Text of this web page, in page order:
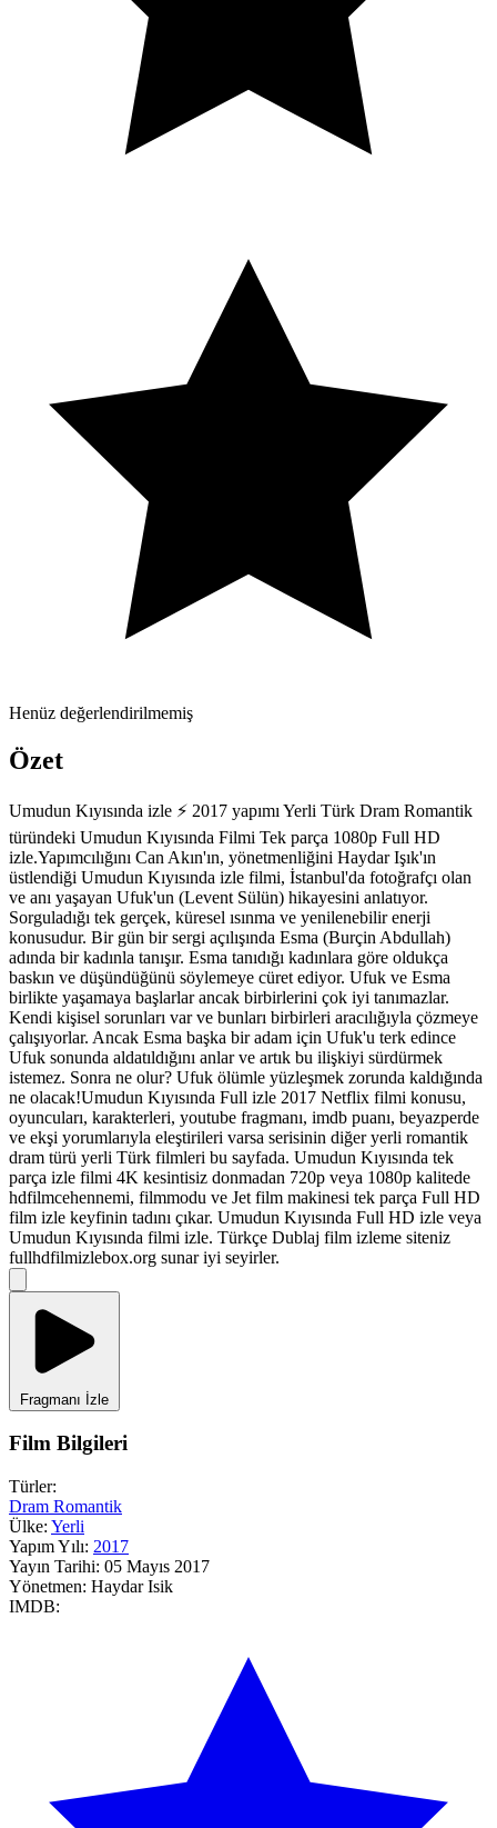
Henüz değerlendirilmemiş
Özet
Umudun Kıyısında izle ⚡ 2017 yapımı Yerli Türk Dram Romantik
türündeki Umudun Kıyısında Filmi Tek parça 1080p Full HD
izle.Yapımcılığını Can Akın'ın, yönetmenliğini Haydar Işık'ın
üstlendiği Umudun Kıyısında izle filmi, İstanbul'da fotoğrafçı olan
ve anı yaşayan Ufuk'un (Levent Sülün) hikayesini anlatıyor.
Sorguladığı tek gerçek, küresel ısınma ve yenilenebilir enerji
konusudur. Bir gün bir sergi açılışında Esma (Burçin Abdullah)
adında bir kadınla tanışır. Esma tanıdığı kadınlara göre oldukça
baskın ve düşündüğünü söylemeye cüret ediyor. Ufuk ve Esma
birlikte yaşamaya başlarlar ancak birbirlerini çok iyi tanımazlar.
Kendi kişisel sorunları var ve bunları birbirleri aracılığıyla çözmeye
çalışıyorlar. Ancak Esma başka bir adam için Ufuk'u terk edince
Ufuk sonunda aldatıldığını anlar ve artık bu ilişkiyi sürdürmek
istemez. Sonra ne olur? Ufuk ölümle yüzleşmek zorunda kaldığında
ne olacak!Umudun Kıyısında Full izle 2017 Netflix filmi konusu,
oyuncuları, karakterleri, youtube fragmanı, imdb puanı, beyazperde
ve ekşi yorumlarıyla eleştirileri varsa serisinin diğer yerli romantik
dram türü yerli Türk filmleri bu sayfada. Umudun Kıyısında tek
parça izle filmi 4K kesintisiz donmadan 720p veya 1080p kalitede
hdfilmcehennemi, filmmodu ve Jet film makinesi tek parça Full HD
film izle keyfinin tadını çıkar. Umudun Kıyısında Full HD izle veya
Umudun Kıyısında filmi izle. Türkçe Dublaj film izleme siteniz
fullhdfilmizlebox.org sunar iyi seyirler.
Fragmanı İzle
Film Bilgileri
Türler:
Dram Romantik
Ülke: Yerli
Yapım Yılı: 2017
Yayın Tarihi: 05 Mayıs 2017
Yönetmen: Haydar Isik
IMDB: